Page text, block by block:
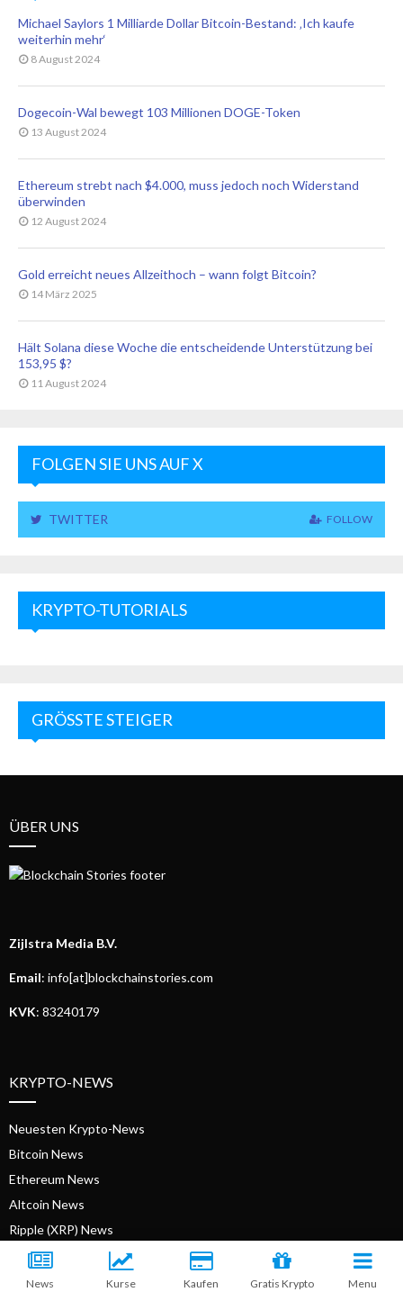
Michael Saylors 1 Milliarde Dollar Bitcoin-Bestand: ‚Ich kaufe
weiterhin mehr‘
8 August 2024
Dogecoin-Wal bewegt 103 Millionen DOGE-Token
13 August 2024
Ethereum strebt nach $4.000, muss jedoch noch Widerstand
überwinden
12 August 2024
Gold erreicht neues Allzeithoch – wann folgt Bitcoin?
14 März 2025
Hält Solana diese Woche die entscheidende Unterstützung bei
153,95 $?
11 August 2024
FOLGEN SIE UNS AUF X
TWITTER FOLLOW
KRYPTO-TUTORIALS
GRÖSSTE STEIGER
ÜBER UNS
Zijlstra Media B.V.
Email: info[at]blockchainstories.com
KVK: 83240179
KRYPTO-NEWS
Neuesten Krypto-News
Bitcoin News
Ethereum News
Altcoin News
Ripple (XRP) News
Kryptomarkt-Update
Binance Coin News
News Kurse Kaufen Gratis Krypto Menu